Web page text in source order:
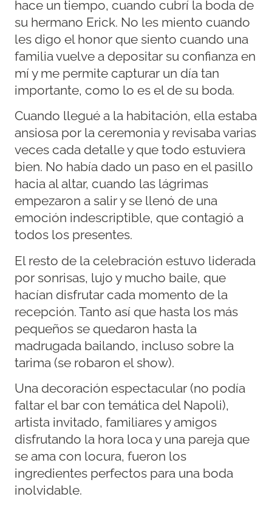
hace un tiempo, cuando cubrí la boda de
su hermano Erick. No les miento cuando
les digo el honor que siento cuando una
familia vuelve a depositar su confianza en
mí y me permite capturar un día tan
importante, como lo es el de su boda.
Cuando llegué a la habitación, ella estaba
ansiosa por la ceremonia y revisaba varias
veces cada detalle y que todo estuviera
bien. No había dado un paso en el pasillo
hacia al altar, cuando las lágrimas
empezaron a salir y se llenó de una
emoción indescriptible, que contagió a
todos los presentes.
El resto de la celebración estuvo liderada
por sonrisas, lujo y mucho baile, que
hacían disfrutar cada momento de la
recepción. Tanto así que hasta los más
pequeños se quedaron hasta la
madrugada bailando, incluso sobre la
tarima (se robaron el show).
Una decoración espectacular (no podía
faltar el bar con temática del Napoli),
artista invitado, familiares y amigos
disfrutando la hora loca y una pareja que
se ama con locura, fueron los
ingredientes perfectos para una boda
inolvidable.